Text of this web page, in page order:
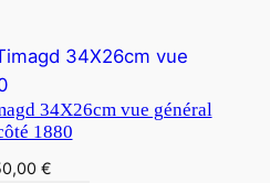
34X26cm vue général
1880
€